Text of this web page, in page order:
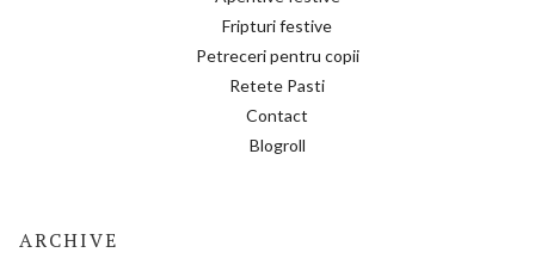
Fripturi festive
Petreceri pentru copii
Retete Pasti
Contact
Blogroll
ARCHIVE